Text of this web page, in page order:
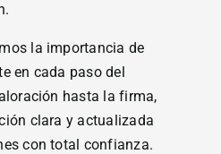
la importancia de
en cada paso del
hasta la firma,
clara y actualizada
con total confianza.